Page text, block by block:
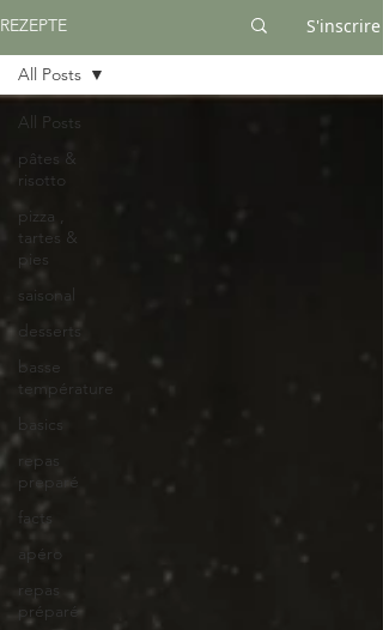
REZEPTE S'inscrire
All Posts
pâtes &
risotto
pizza ,
tartes &
pies
saisonal
desserts
basse
température
basics
repas
preparé
facts
apéro
repas
préparé
All Posts